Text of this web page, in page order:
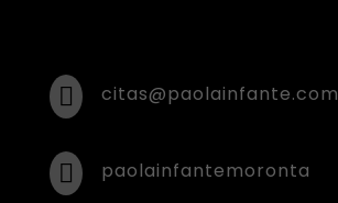
 citas@paolainfante.com
 paolainfantemoronta